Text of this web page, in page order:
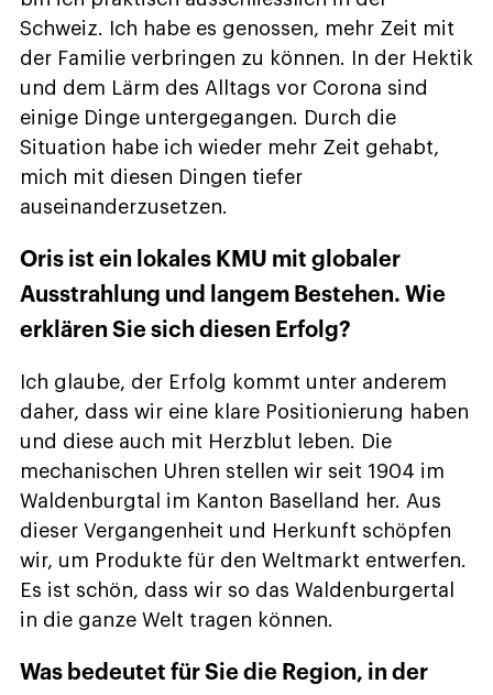
Schweiz. Ich habe es genossen, mehr Zeit mit
der Familie verbringen zu können. In der Hektik
und dem Lärm des Alltags vor Corona sind
einige Dinge untergegangen. Durch die
Situation habe ich wieder mehr Zeit gehabt,
mich mit diesen Dingen tiefer
auseinanderzusetzen.
Oris ist ein lokales KMU mit globaler
Ausstrahlung und langem Bestehen. Wie
erklären Sie sich diesen Erfolg?
Ich glaube, der Erfolg kommt unter anderem
daher, dass wir eine klare Positionierung haben
und diese auch mit Herzblut leben. Die
mechanischen Uhren stellen wir seit 1904 im
Waldenburgtal im Kanton Baselland her. Aus
dieser Vergangenheit und Herkunft schöpfen
wir, um Produkte für den Weltmarkt entwerfen.
Es ist schön, dass wir so das Waldenburgertal
in die ganze Welt tragen können.
Was bedeutet für Sie die Region, in der